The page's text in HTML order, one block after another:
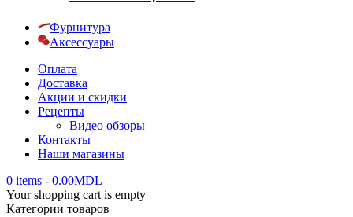
Фурнитура
Аксессуары
Оплата
Доставка
Акции и скидки
Рецепты
Видео обзоры
Контакты
Наши магазины
0 items - 0.00MDL
Your shopping cart is empty
Категории товаров